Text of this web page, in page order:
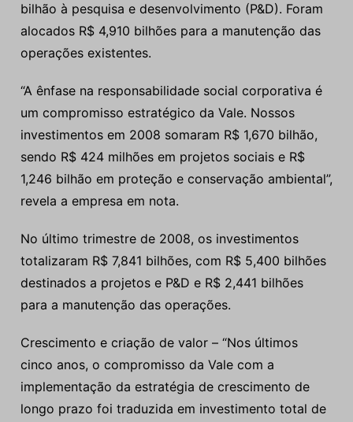
bilhão à pesquisa e desenvolvimento (P&D). Foram
alocados R$ 4,910 bilhões para a manutenção das
operações existentes.
“A ênfase na responsabilidade social corporativa é
um compromisso estratégico da Vale. Nossos
investimentos em 2008 somaram R$ 1,670 bilhão,
sendo R$ 424 milhões em projetos sociais e R$
1,246 bilhão em proteção e conservação ambiental”,
revela a empresa em nota.
No último trimestre de 2008, os investimentos
totalizaram R$ 7,841 bilhões, com R$ 5,400 bilhões
destinados a projetos e P&D e R$ 2,441 bilhões
para a manutenção das operações.
Crescimento e criação de valor – “Nos últimos
cinco anos, o compromisso da Vale com a
implementação da estratégia de crescimento de
longo prazo foi traduzida em investimento total de